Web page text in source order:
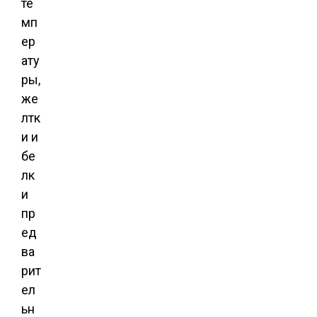
те
мп
ер
ату
ры,
же
лтк
и и
бе
лк
и
пр
ед
ва
рит
ел
ьн